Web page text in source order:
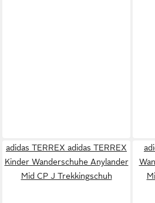
adidas TERREX adidas TERREX
Kinder Wanderschuhe Anylander
Mid CP J Trekkingschuh